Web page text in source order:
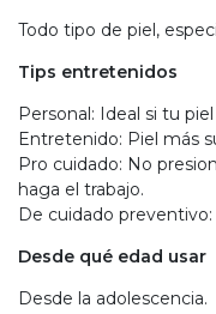
Todo tipo de piel,
Tips entretenidos
Personal: Ideal si tu
Entretenido: Piel más
Pro cuidado: No
haga el trabajo.
De cuidado
Desde qué edad usar
Desde la adolescencia.